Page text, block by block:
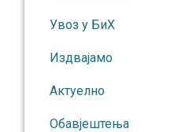
Увоз у БиХ
Издвајамо
Актуелно
Обавјештења